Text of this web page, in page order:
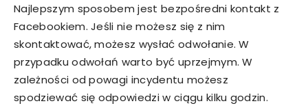
Najlepszym sposobem jest bezpośredni kontakt z
Facebookiem. Jeśli nie możesz się z nim
skontaktować, możesz wysłać odwołanie. W
przypadku odwołań warto być uprzejmym. W
zależności od powagi incydentu możesz
spodziewać się odpowiedzi w ciągu kilku godzin.